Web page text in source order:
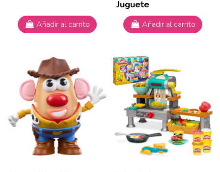
Añadir al carrito
Juguete
Añadir al carrito